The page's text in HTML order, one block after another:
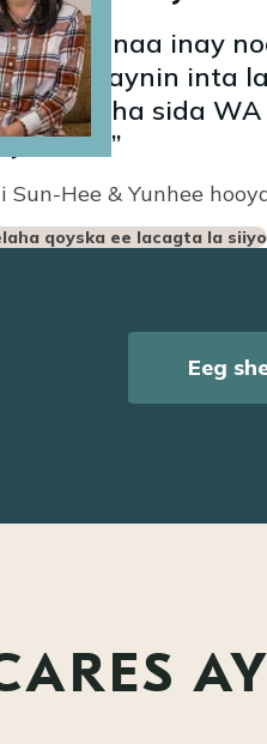
rabnaa inay
shaqaynin inta
Ilaha sida
Sun-Hee & Yunhee
qoyska ee lacagta la siiyo
Eeg